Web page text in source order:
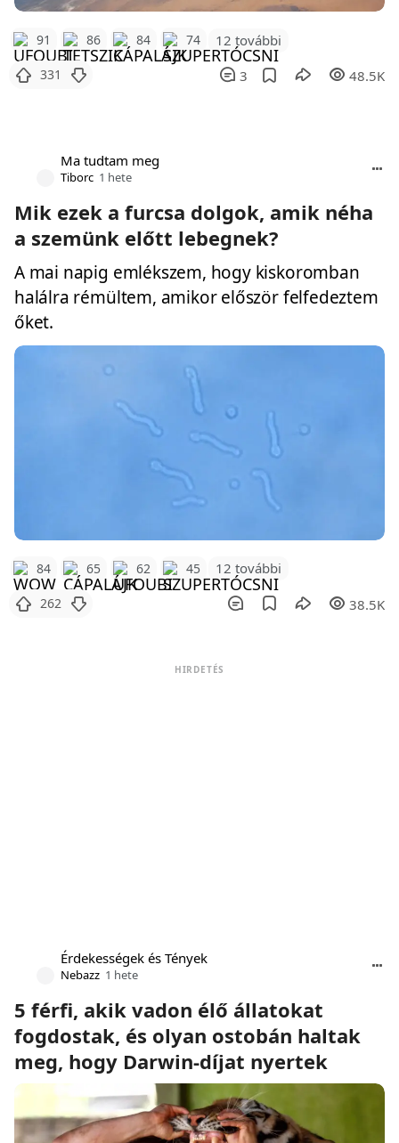
91 86 84 74 12 további
331 3 48.5K
Ma tudtam meg
Tiborc 1 hete
Mik ezek a furcsa dolgok, amik néha
a szemünk előtt lebegnek?
A mai napig emlékszem, hogy kiskoromban
halálra rémültem, amikor először felfedeztem
őket.
84 65 62 45 12 további
262 38.5K
HIRDETÉS
Érdekességek és Tények
Nebazz 1 hete
5 férfi, akik vadon élő állatokat
fogdostak, és olyan ostobán haltak
meg, hogy Darwin-díjat nyertek